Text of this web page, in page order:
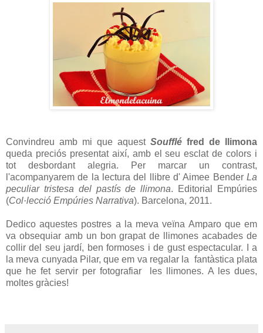
Convindreu amb mi que aquest Soufflé fred de llimona
queda preciós presentat així, amb el seu esclat de colors i
tot desbordant alegria. Per marcar un contrast,
l'acompanyarem de la lectura del llibre d' Aimee Bender La
peculiar tristesa del pastís de llimona. Editorial Empúries
(Col·lecció Empúries Narrativa). Barcelona, 2011.
Dedico aquestes postres a la meva veïna Amparo que em
va obsequiar amb un bon grapat de llimones acabades de
collir del seu jardí, ben formoses i de gust espectacular. I a
la meva cunyada Pilar, que em va regalar la fantàstica plata
que he fet servir per fotografiar les llimones. A les dues,
moltes gràcies!